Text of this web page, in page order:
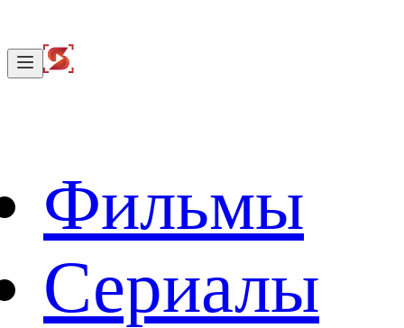
Фильмы
Сериалы